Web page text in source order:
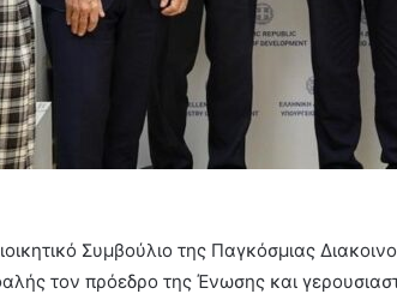
Συμβούλιο της Παγκόσμιας
τον πρόεδρο της Ένωσης και